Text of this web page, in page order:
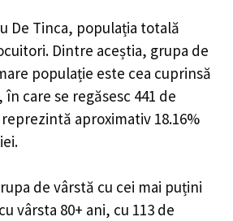
De Tinca, populația totală
Dintre aceștia, grupa de
populație este cea cuprinsă
care se regăsesc 441 de
aproximativ 18.16%
de vârstă cu cei mai puțini
vârsta 80+ ani, cu 113 de